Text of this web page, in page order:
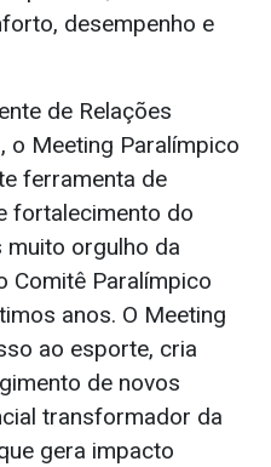
desempenho e
de Relações
o Meeting Paralímpico
ferramenta de
fortalecimento do
muito orgulho da
Comitê Paralímpico
anos. O Meeting
ao esporte, cria
de novos
transformador da
gera impacto